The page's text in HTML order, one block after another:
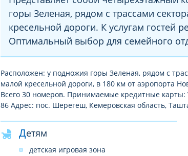
горы Зеленая, рядом с трассами
кресельной дороги. К услугам гостей
Оптимальный выбор для семейного
Расположен: у подножия горы Зеленая, рядом с
малой кресельной дороги, в 180 км от аэропорта
Всего 30 номеров. Принимаемые кредитные карты:
86 Адрес: пос. Шерегеш, Кемеровская область,
Детям
детская игровая зона